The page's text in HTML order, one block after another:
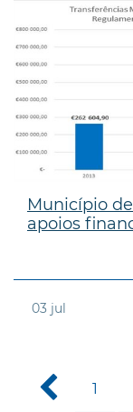
Município
apoios
03 jul
1